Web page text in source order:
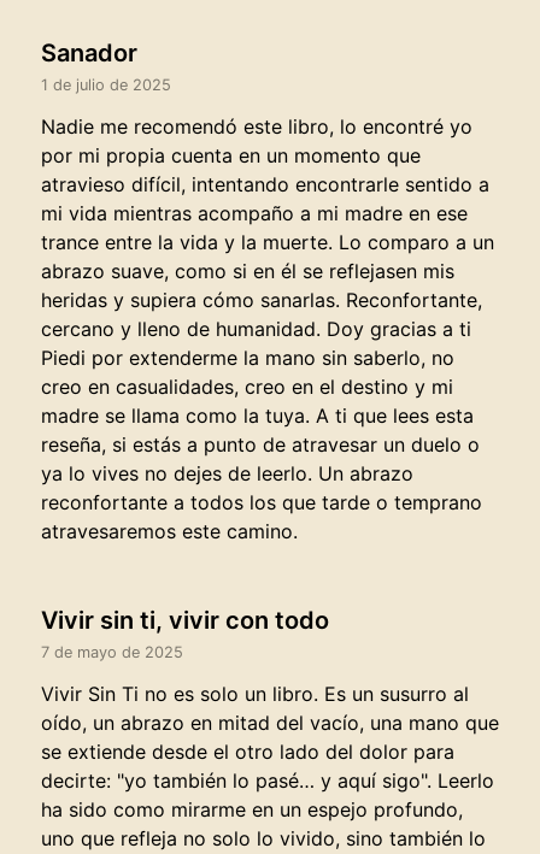
Sanador
1 de julio de 2025
Nadie me recomendó este libro, lo encontré yo
por mi propia cuenta en un momento que
atravieso difícil, intentando encontrarle sentido a
mi vida mientras acompaño a mi madre en ese
trance entre la vida y la muerte. Lo comparo a un
abrazo suave, como si en él se reflejasen mis
heridas y supiera cómo sanarlas. Reconfortante,
cercano y lleno de humanidad. Doy gracias a ti
Piedi por extenderme la mano sin saberlo, no
creo en casualidades, creo en el destino y mi
madre se llama como la tuya. A ti que lees esta
reseña, si estás a punto de atravesar un duelo o
ya lo vives no dejes de leerlo. Un abrazo
reconfortante a todos los que tarde o temprano
atravesaremos este camino.
Vivir sin ti, vivir con todo
7 de mayo de 2025
Vivir Sin Ti no es solo un libro. Es un susurro al
oído, un abrazo en mitad del vacío, una mano que
se extiende desde el otro lado del dolor para
decirte: "yo también lo pasé… y aquí sigo". Leerlo
ha sido como mirarme en un espejo profundo,
uno que refleja no solo lo vivido, sino también lo